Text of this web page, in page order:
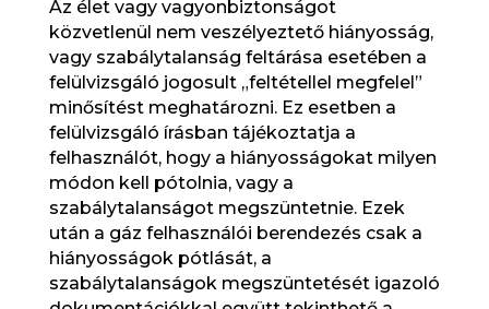
Az élet vagy vagyonbiztonságot
közvetlenül nem veszélyeztető hiányosság,
vagy szabálytalanság feltárása esetében a
felülvizsgáló jogosult „feltétellel megfelel”
minősítést meghatározni. Ez esetben a
felülvizsgáló írásban tájékoztatja a
felhasználót, hogy a hiányosságokat milyen
módon kell pótolnia, vagy a
szabálytalanságot megszüntetnie. Ezek
után a gáz felhasználói berendezés csak a
hiányosságok pótlását, a
szabálytalanságok megszüntetését igazoló